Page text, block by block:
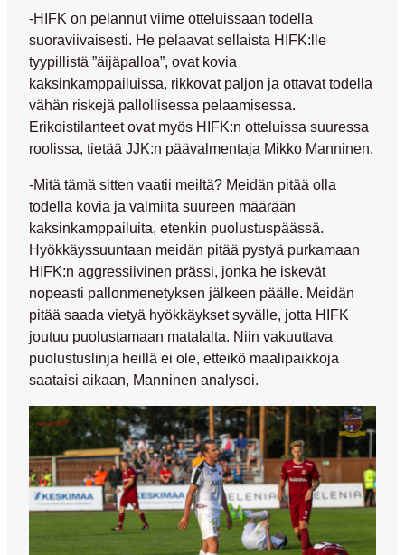
-HIFK on pelannut viime otteluissaan todella
suoraviivaisesti. He pelaavat sellaista HIFK:lle
tyypillistä ”äijäpalloa”, ovat kovia
kaksinkamppailuissa, rikkovat paljon ja ottavat todella
vähän riskejä pallollisessa pelaamisessa.
Erikoistilanteet ovat myös HIFK:n otteluissa suuressa
roolissa, tietää JJK:n päävalmentaja Mikko Manninen.
-Mitä tämä sitten vaatii meiltä? Meidän pitää olla
todella kovia ja valmiita suureen määrään
kaksinkamppailuita, etenkin puolustuspäässä.
Hyökkäyssuuntaan meidän pitää pystyä purkamaan
HIFK:n aggressiivinen prässi, jonka he iskevät
nopeasti pallonmenetyksen jälkeen päälle. Meidän
pitää saada vietyä hyökkäykset syvälle, jotta HIFK
joutuu puolustamaan matalalta. Niin vakuuttava
puolustuslinja heillä ei ole, etteikö maalipaikkoja
saataisi aikaan, Manninen analysoi.